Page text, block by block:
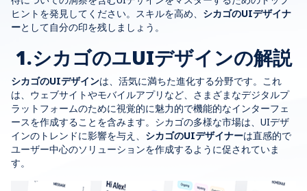
ヒントを発見してください。スキルを高め、 シカゴのUIデザイナ
ーとして自分の印を残しましょう。
1.シカゴのユUIデザインの解説
シカゴのUIデザインは、活気に満ちた進化する分野です。これ
は、ウェブサイトやモバイルアプリなど、さまざまなデジタルプ
ラットフォームのために視覚的に魅力的で機能的なインターフェ
ースを作成することを含みます。シカゴの多様な市場は、UIデザ
インのトレンドに影響を与え、 シカゴのUIデザイナーは直感的で
ユーザー中心のソリューションを作成するように促されていま
す。